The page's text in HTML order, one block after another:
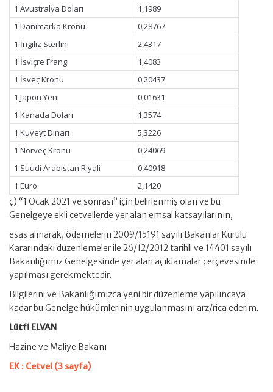
1 Avustralya Doları
1,1989
1 Danimarka Kronu
0,28767
1 İngiliz Sterlini
2,4317
1 İsviçre Frangı
1,4083
1 İsveç Kronu
0,20437
1 Japon Yeni
0,01631
1 Kanada Doları
1,3574
1 Kuveyt Dinarı
5,3226
1 Norveç Kronu
0,24069
1 Suudi Arabistan Riyali
0,40918
1 Euro
2,1420
ç) “1 Ocak 2021 ve sonrası” için belirlenmiş olan ve bu
Genelgeye ekli cetvellerde yer alan emsal katsayılarının,
esas alınarak, ödemelerin 2009/15191 sayılı Bakanlar Kurulu
Kararındaki düzenlemeler ile 26/12/2012 tarihli ve 14401 sayılı
Bakanlığımız Genelgesinde yer alan açıklamalar çerçevesinde
yapılması gerekmektedir.
Bilgilerini ve Bakanlığımızca yeni bir düzenleme yapılıncaya
kadar bu Genelge hükümlerinin uygulanmasını arz/rica ederim.
Lütfi ELVAN
Hazine ve Maliye Bakanı
EK : Cetvel (3 sayfa)